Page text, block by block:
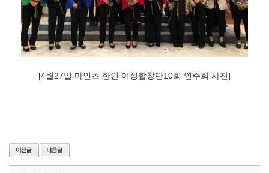
[4월27일 마인츠 한인 여성합창단10회 연주회 사진]